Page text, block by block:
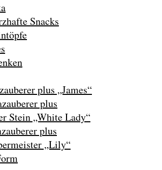
Snacks
plus „James“
plus
Stein „White Lady“
plus
„Lily“